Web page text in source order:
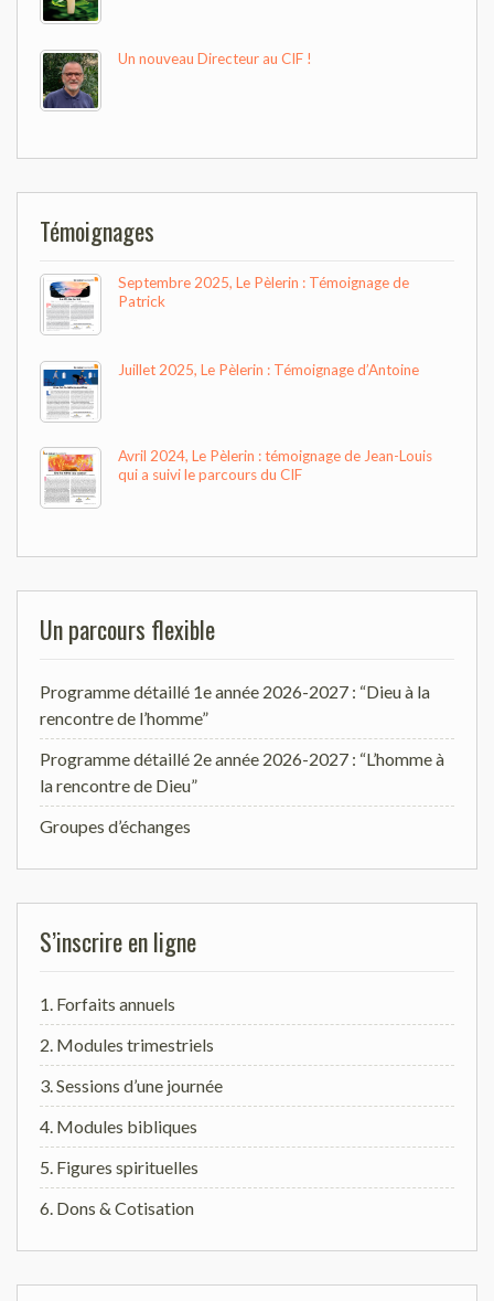
Un nouveau Directeur au CIF !
Témoignages
Septembre 2025, Le Pèlerin : Témoignage de
Patrick
Juillet 2025, Le Pèlerin : Témoignage d’Antoine
Avril 2024, Le Pèlerin : témoignage de Jean-Louis
qui a suivi le parcours du CIF
Un parcours flexible
Programme détaillé 1e année 2026-2027 : “Dieu à la
rencontre de l’homme”
Programme détaillé 2e année 2026-2027 : “L’homme à
la rencontre de Dieu”
Groupes d’échanges
S’inscrire en ligne
1. Forfaits annuels
2. Modules trimestriels
3. Sessions d’une journée
4. Modules bibliques
5. Figures spirituelles
6. Dons & Cotisation